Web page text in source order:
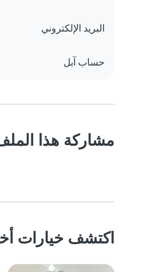
البريد الإلكتروني
حساب آبل
مشاركة هذا
اكتشف خيارات